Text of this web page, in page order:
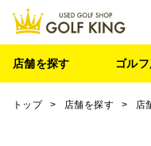
店舗を探す ゴル
トップ > 店舗を探す > 店